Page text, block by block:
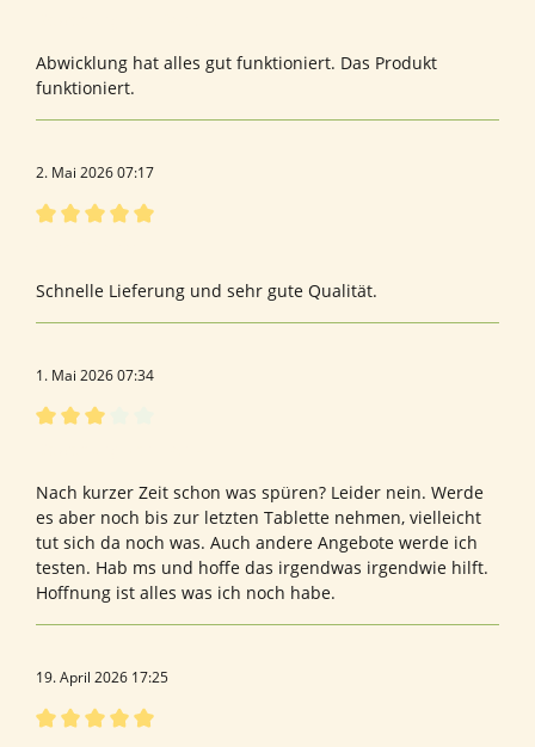
Abwicklung hat alles gut funktioniert. Das Produkt
funktioniert.
2. Mai 2026 07:17
Schnelle Lieferung und sehr gute Qualität.
1. Mai 2026 07:34
Nach kurzer Zeit schon was spüren? Leider nein. Werde
es aber noch bis zur letzten Tablette nehmen, vielleicht
tut sich da noch was. Auch andere Angebote werde ich
testen. Hab ms und hoffe das irgendwas irgendwie hilft.
Hoffnung ist alles was ich noch habe.
19. April 2026 17:25